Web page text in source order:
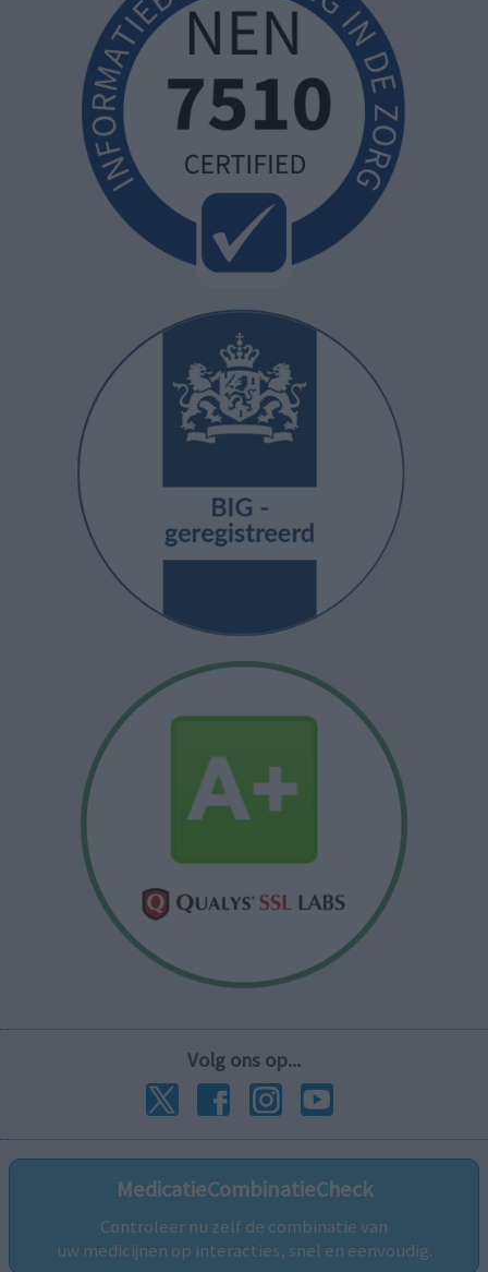
Volg ons op...
MedicatieCombinatieCheck
Controleer nu zelf de combinatie van
uw medicijnen op interacties, snel en eenvoudig.